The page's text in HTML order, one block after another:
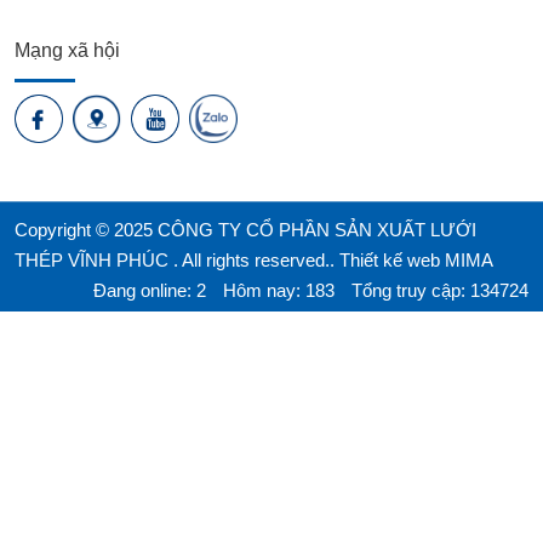
Mạng xã hội
Copyright © 2025 CÔNG TY CỔ PHẦN SẢN XUẤT LƯỚI
THÉP VĨNH PHÚC . All rights reserved.. Thiết kế web MIMA
Đang online: 2
Hôm nay: 183 Tổng truy cập: 134724